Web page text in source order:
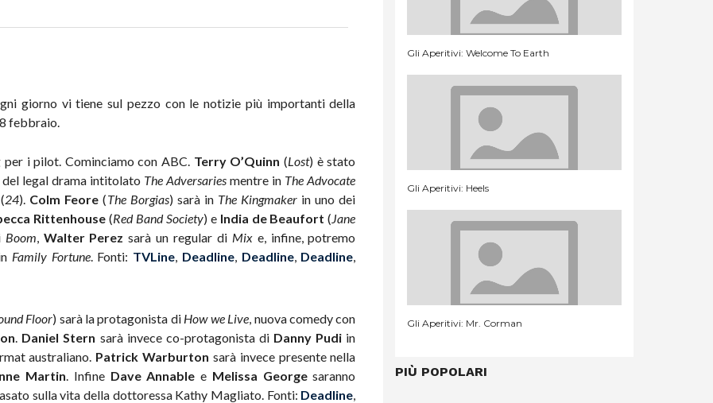
giorno vi tiene sul pezzo con le notizie più importanti della
febbraio.
i pilot. Cominciamo con ABC. Terry O’Quinn (Lost) è stato
legal drama intitolato The Adversaries mentre in The Advocate
(24). Colm Feore (The Borgias) sarà in The Kingmaker in uno dei
Rittenhouse (Red Band Society) e India de Beaufort (Jane
Boom, Walter Perez sarà un regular di Mixe, infine, potremo
Family Fortune. Fonti: TVLine, Deadline, Deadline, Deadline,
Floor) sarà la protagonista di How we Live, nuova comedy con
. Daniel Stern sarà invece co-protagonista di Danny Pudi in
australiano. Patrick Warburton sarà invece presente nella
Martin. Infine Dave Annable e Melissa Georgesaranno
sulla vita della dottoressa Kathy Magliato. Fonti: Deadline,
Gli Aperitivi: Welcome To Earth
Gli Aperitivi: Heels
Gli Aperitivi: Mr. Corman
PIÙ POPOLARI